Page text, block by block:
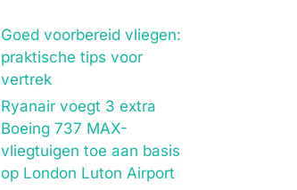
Goed voorbereid vliegen:
praktische tips voor
vertrek
Ryanair voegt 3 extra
Boeing 737 MAX-
vliegtuigen toe aan basis
op London Luton Airport